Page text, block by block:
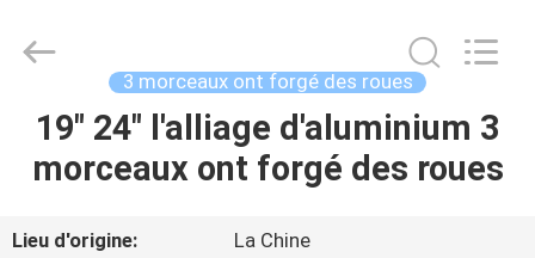
MAISON
Industry
Co.,Ltd.
Reserved.
3 morceaux ont forgé des roues
19" 24" l'alliage d'aluminium 3
morceaux ont forgé des roues
Lieu d'origine:
La Chine